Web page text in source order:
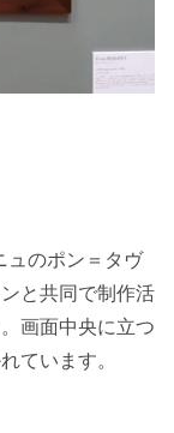
ュのポン＝タヴ
と共同で制作活
画面中央に立つ
ています。